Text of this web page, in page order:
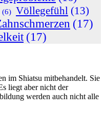
(6) Völlegefühl (13)
(17)
(17)
im Shiatsu mitbehandelt. Sie
liegt aber nicht der
werden auch nicht alle